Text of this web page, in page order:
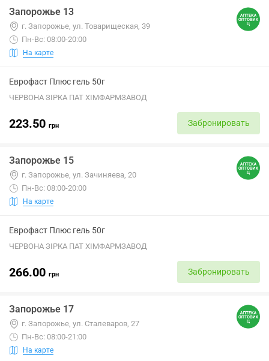
Запорожье 13
г. Запорожье, ул. Товарищеская, 39
Пн-Вс: 08:00-20:00
На карте
Еврофаст Плюс гель 50г
ЧЕРВОНА ЗІРКА ПАТ ХІМФАРМЗАВОД
223.50 грн Забронировать
Запорожье 15
г. Запорожье, ул. Зачиняева, 20
Пн-Вс: 08:00-20:00
На карте
Еврофаст Плюс гель 50г
ЧЕРВОНА ЗІРКА ПАТ ХІМФАРМЗАВОД
266.00 грн Забронировать
Запорожье 17
г. Запорожье, ул. Сталеваров, 27
Пн-Вс: 08:00-21:00
На карте